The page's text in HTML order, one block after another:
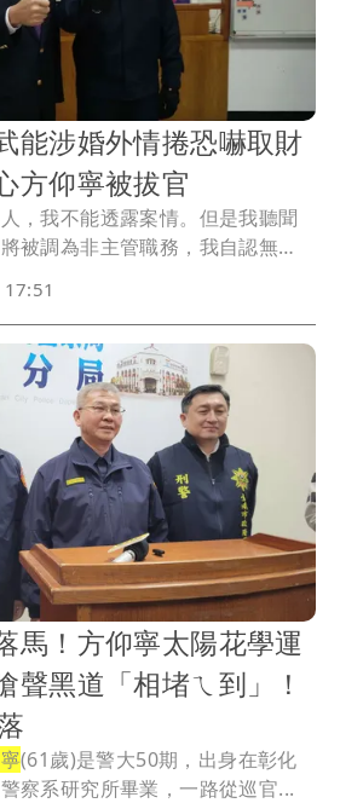
能涉婚外情捲恐嚇取財
仰寧被拔官
，我不能透露案情。但是我聽聞
被調為非主管職務，我自認無
馬！方仰寧太陽花學運
黑道「相堵ㄟ到」！
(61歲)是警大50期，出身在彰化
察系研究所畢業，一路從巡官...